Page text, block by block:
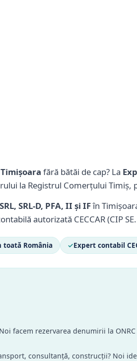
fără bătăi de cap? La
la Registrul Comerțului Timiș,
SRL-D, PFA, II și IFîn
autorizată CECCAR (CIP
toată România ✓Expert contabil
facem rezervarea denumirii la
consultanță, construcții? Noi